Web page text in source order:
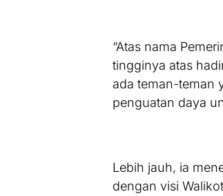
“Atas nama
tingginya atas
ada teman-teman
penguatan daya
Lebih jauh, ia
dengan visi